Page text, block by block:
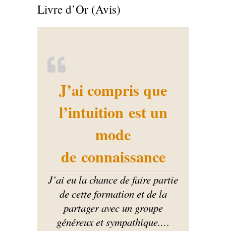
Livre d’Or (Avis)
J’ai compris que
l’intuition est un
mode
de connaissance
J’ai eu la chance de faire partie
de cette formation et de la
partager avec un groupe
généreux et sympathique.…